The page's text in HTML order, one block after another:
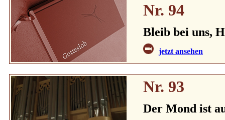
Nr. 94
Bleib bei uns,
jetzt ansehen
Nr. 93
Der Mond ist